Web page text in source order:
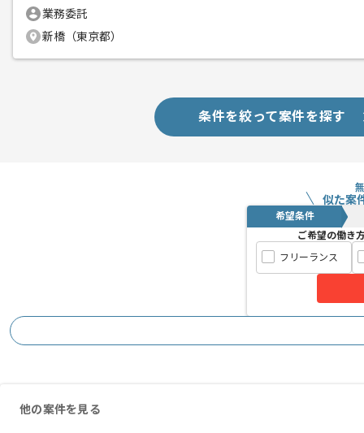
業務委託
新橋（東京都）
条件を絞って案件を探す
似た案
希望条件
ご希望の働き
フリーランス
他の案件を見る